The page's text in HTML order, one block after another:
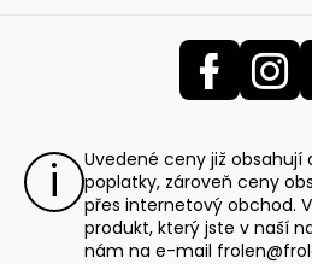
Uvedené ceny již
poplatky, zároveň ceny
přes internetový obchod.
produkt, který jste v naší
nám na e-mail